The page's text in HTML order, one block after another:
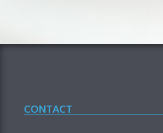
CONTACT